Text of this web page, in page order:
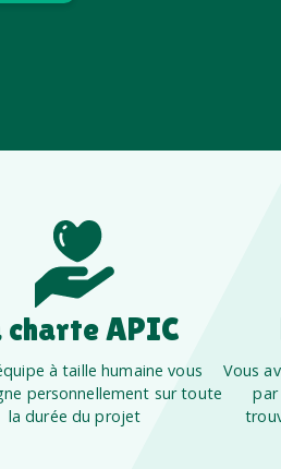
charte APIC
à taille humaine vous
personnellement sur toute
la durée du projet
Vous
par